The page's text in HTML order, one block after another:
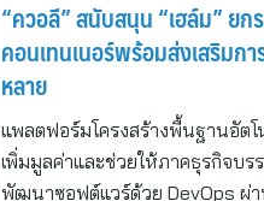
“ควอลี” สนับสนุน “เฮล์ม” ยก
คอนเทนเนอร์พร้อมส่งเสริมก
หลาย
แพลตฟอร์มโครงสร้างพื้นฐานอัต
เพิ่มมูลค่าและช่วยให้ภาคธุรกิจบร
พัฒนาซอฟต์แวร์ด้วย DevOps ผ่